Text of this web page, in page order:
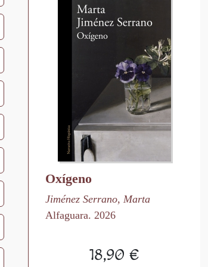
Oxígeno
Jiménez Serrano, Marta
Alfaguara. 2026
18,90 €